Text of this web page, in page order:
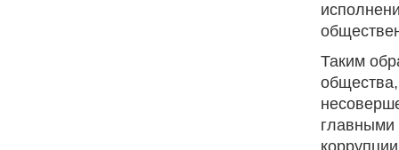
Таким
главными